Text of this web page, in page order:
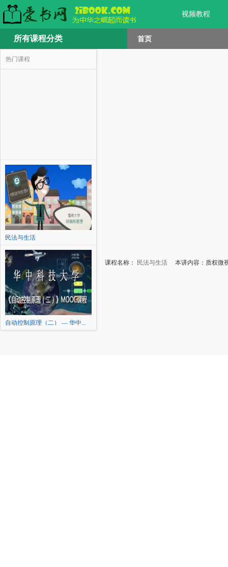
视频教程
所有课程分类 首页
热门课程
民法与生活
自动控制原理（二） — 华中...
课程名称： 民法与生活 本讲内容：质权微